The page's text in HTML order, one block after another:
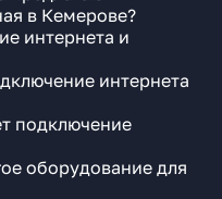
в Кемерове?
интернета и
интернета
подключение
оборудование для